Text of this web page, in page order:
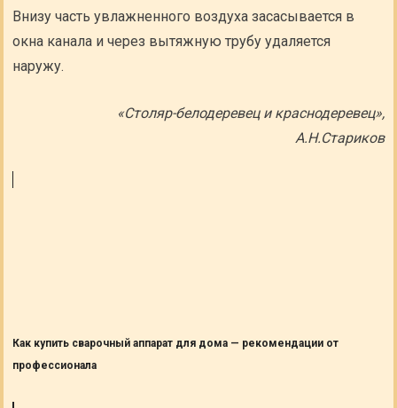
Внизу часть увлажненного воздуха засасывается в
окна канала и через вытяжную трубу удаляется
наружу.
«Столяр-белодеревец и краснодеревец»,
А.Н.Стариков
Как купить сварочный аппарат для дома — рекомендации от
профессионала